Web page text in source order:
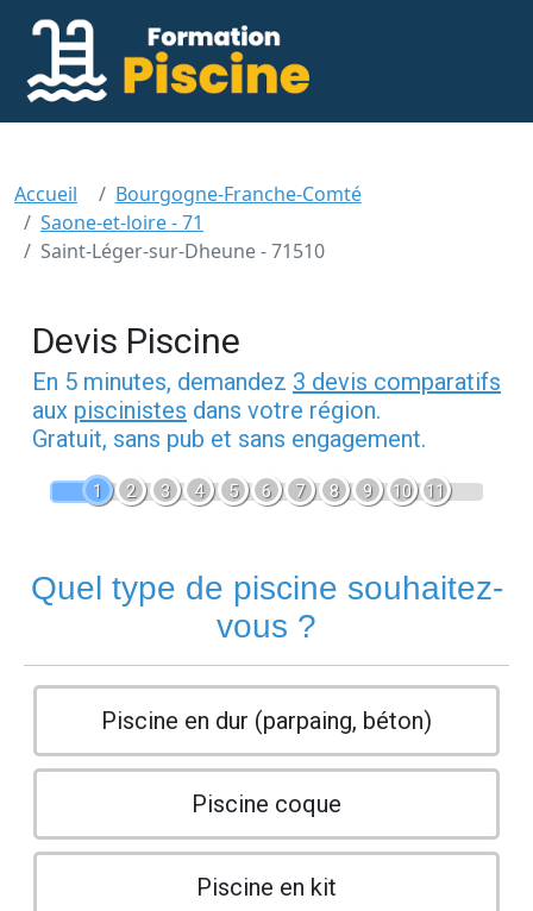
Accueil
Bourgogne-Franche-Comté
Saone-et-loire - 71
Saint-Léger-sur-Dheune - 71510
Devis Piscine
En 5 minutes, demandez 3 devis comparatifs
aux piscinistes dans votre région.
Gratuit, sans pub et sans engagement.
1 2 3 4 5 6 7 8 9 10 11
Quel type de piscine souhaitez-
vous ?
Piscine en dur (parpaing, béton)
Piscine coque
Piscine en kit